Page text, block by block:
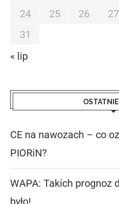
24
25 26 27
31
« lip
CE na nawozach – co
PIORiN?
WAPA: Takich prognoz